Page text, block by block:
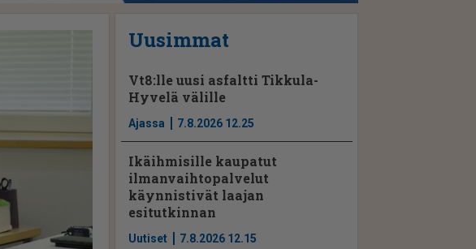
Uusimmat
Vt8:lle uusi asfaltti Tikkula-
Hyvelä välille
Ajassa 7.8.2026 12.25
Ikäihmisille kaupatut
ilmanvaihtopalvelut
käynnistivät laajan
esitutkinnan
Uutiset 7.8.2026 12.15